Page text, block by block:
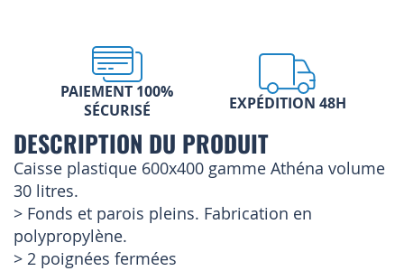
PAIEMENT 100%
SÉCURISÉ
EXPÉDITION 48H
DESCRIPTION DU PRODUIT
Caisse plastique 600x400 gamme Athéna volume
30 litres.
> Fonds et parois pleins. Fabrication en
polypropylène.
> 2 poignées fermées